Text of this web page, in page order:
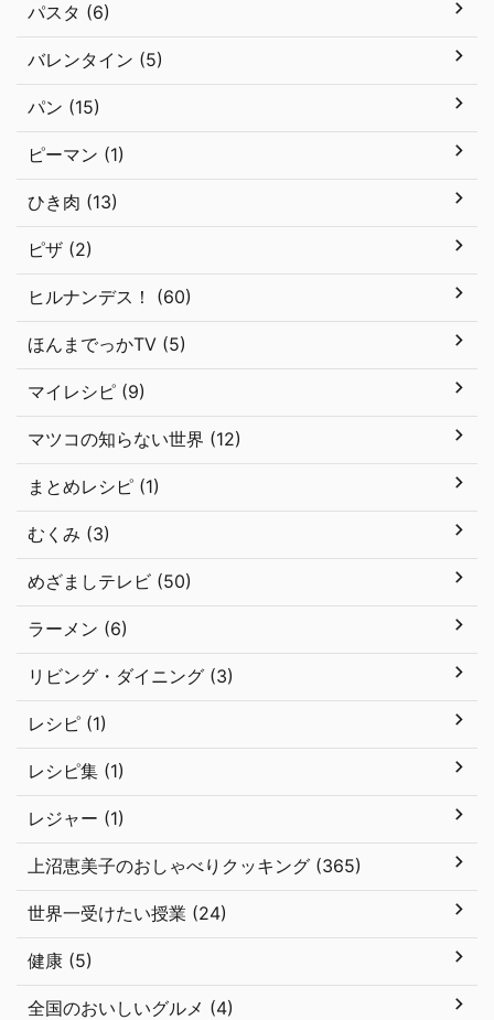
パスタ (6)
バレンタイン (5)
パン (15)
ピーマン (1)
ひき肉 (13)
ピザ (2)
ヒルナンデス！ (60)
ほんまでっかTV (5)
マイレシピ (9)
マツコの知らない世界 (12)
まとめレシピ (1)
むくみ (3)
めざましテレビ (50)
ラーメン (6)
リビング・ダイニング (3)
レシピ (1)
レシピ集 (1)
レジャー (1)
上沼恵美子のおしゃべりクッキング (365)
世界一受けたい授業 (24)
健康 (5)
全国のおいしいグルメ (4)